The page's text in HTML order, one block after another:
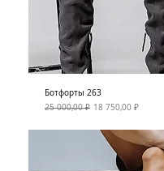
Ботфорты 263
Обычная цена
25 000,00 ₽ Цена со скидкой
18 750,00 ₽